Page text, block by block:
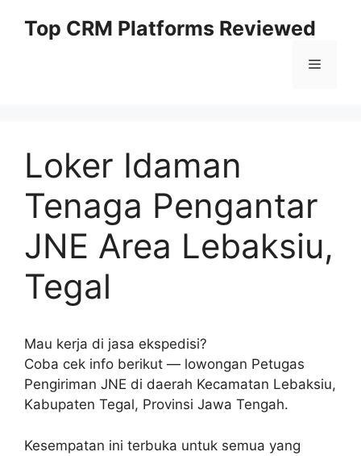
Top CRM Platforms Reviewed
Menu
Loker Idaman
Tenaga Pengantar
JNE Area Lebaksiu,
Tegal
Mau kerja di jasa ekspedisi?
Coba cek info berikut — lowongan Petugas
Pengiriman JNE di daerah Kecamatan Lebaksiu,
Kabupaten Tegal, Provinsi Jawa Tengah.
Kesempatan ini terbuka untuk semua yang